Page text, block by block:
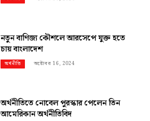
নতুন বাণিজ্য কৌশলে আরসেপে যুক্ত হতে
চায় বাংলাদেশ
অর্থনীতি অক্টোবর 16, 2024
অর্থনীতিতে নোবেল পুরস্কার পেলেন তিন
আমেরিকান অর্থনীতিবিদ